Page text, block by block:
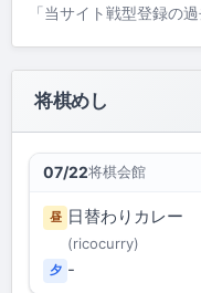
「当サイト戦型登録の
将棋めし
07/22将棋会館
昼 日替わりカレー
(ricocurry)
夕 -